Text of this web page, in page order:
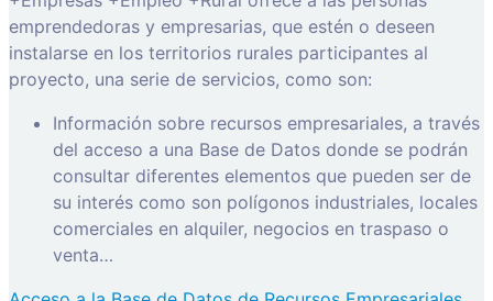
emprendedoras y empresarias, que estén o deseen
instalarse en los territorios rurales participantes al
proyecto, una serie de servicios, como son:
Información sobre recursos empresariales, a través
del acceso a una Base de Datos donde se podrán
consultar diferentes elementos que pueden ser de
su interés como son polígonos industriales, locales
comerciales en alquiler, negocios en traspaso o
venta…